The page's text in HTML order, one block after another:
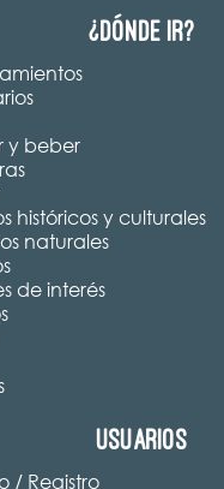
¿Dónde ir?
y beber
históricos y culturales
naturales
de interés
Usuarios
/ Registro